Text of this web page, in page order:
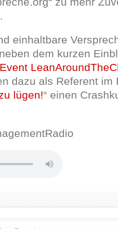
einhaltbare
dem kurzen
Event
dazu als Referent im
lügen!“ einen